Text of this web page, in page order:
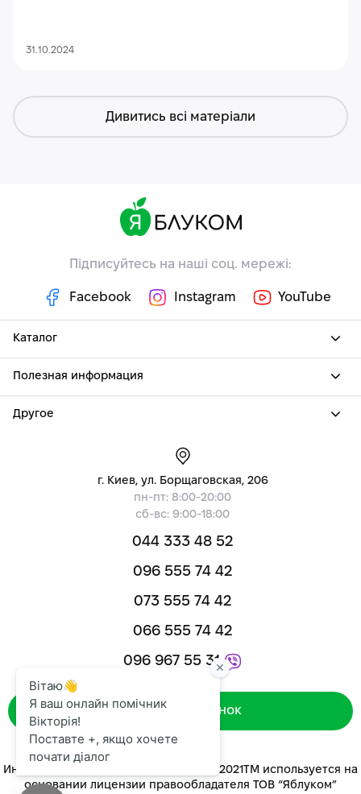
31.10.2024
Дивитись всі матеріали
Підписуйтесь на наші соц. мережі:
Facebook Instagram YouTube
Каталог
Полезная информация
Другое
г. Киев, ул. Борщаговская, 206
пн-пт: 8:00-20:00
сб-вс: 9:00-18:00
044 333 48 52
096 555 74 42
073 555 74 42
066 555 74 42
096 967 55 31
Зворотний дзвінок
Интернет-магазин «ЯБЛУКОМ™» 2014-2021ТМ используется на
основании лицензии правообладателя ТОВ “Яблуком”